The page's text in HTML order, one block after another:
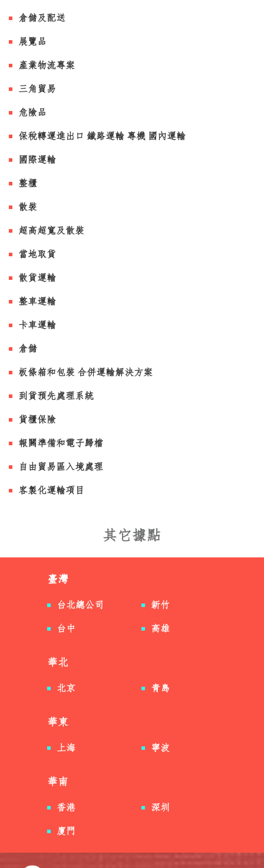
倉儲及配送
展覽品
產業物流專案
三角貿易
危險品
保稅轉運進出口 鐵路運輸 專機 國內運輸
國際運輸
整櫃
散裝
超高超寬及散裝
當地取貨
散貨運輸
整車運輸
卡車運輸
倉儲
板條箱和包裝 合併運輸解決方案
到貨預先處理系統
貨櫃保險
報關準備和電子歸檔
自由貿易區入境處理
客製化運輸項目
其它據點
臺灣
台北總公司 新竹
台中 高雄
華北
北京 青島
華東
上海 寧波
華南
香港 深圳
廈門